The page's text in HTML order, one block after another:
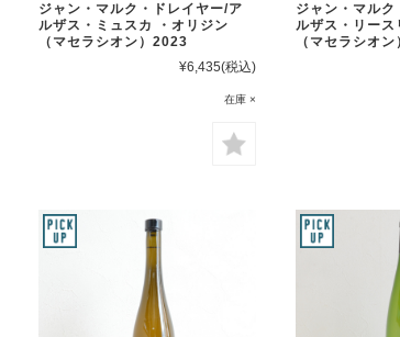
ジャン・マルク・ドレイヤー/ア
ルザス・ミュスカ ・オリジン
（マセラシオン）2023
¥6,435(税込)
在庫 ×
ジャン・マル
ルザス・リース
（マセラシオ